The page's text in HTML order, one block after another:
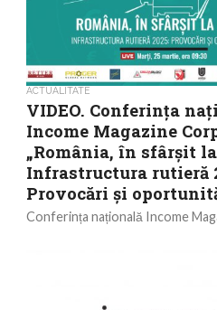
ACTUALITATE
VIDEO. Conferința
Income Magazine
„România, în sfârșit
Infrastructura rutieră
Provocări și
Conferința națională Income